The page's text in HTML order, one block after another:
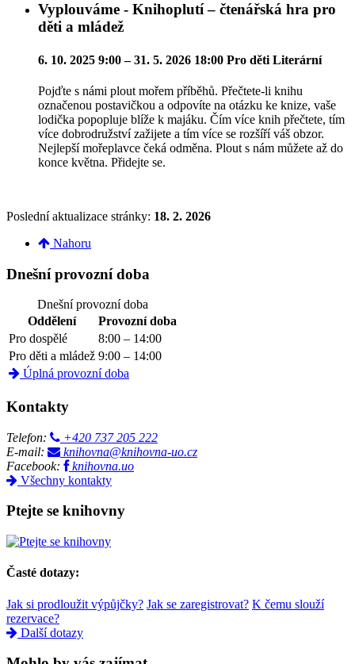
Vyplouváme - Knihoplutí – čtenářská hra pro
děti a mládež
6. 10. 2025 9:00 – 31. 5. 2026 18:00 Pro děti Literární
Pojďte s námi plout mořem příběhů. Přečtete-li knihu
označenou postavičkou a odpovíte na otázku ke knize, vaše
lodička popopluje blíže k majáku. Čím více knih přečtete, tím
více dobrodružství zažijete a tím více se rozšíří váš obzor.
Nejlepší mořeplavce čeká odměna. Plout s nám můžete až do
konce května. Přidejte se.
Poslední aktualizace stránky: 18. 2. 2026
Nahoru
Dnešní provozní doba
Dnešní provozní doba
Oddělení
Provozní doba
Pro dospělé
8:00 – 14:00
Pro děti a mládež 9:00 – 14:00
Úplná provozní doba
Kontakty
Telefon:
+420 737 205 222
E-mail:
knihovna@knihovna-uo.cz
Facebook:
knihovna.uo
Všechny kontakty
Ptejte se knihovny
Časté dotazy:
Jak si prodloužit výpůjčky? Jak se zaregistrovat? K čemu slouží
rezervace?
Další dotazy